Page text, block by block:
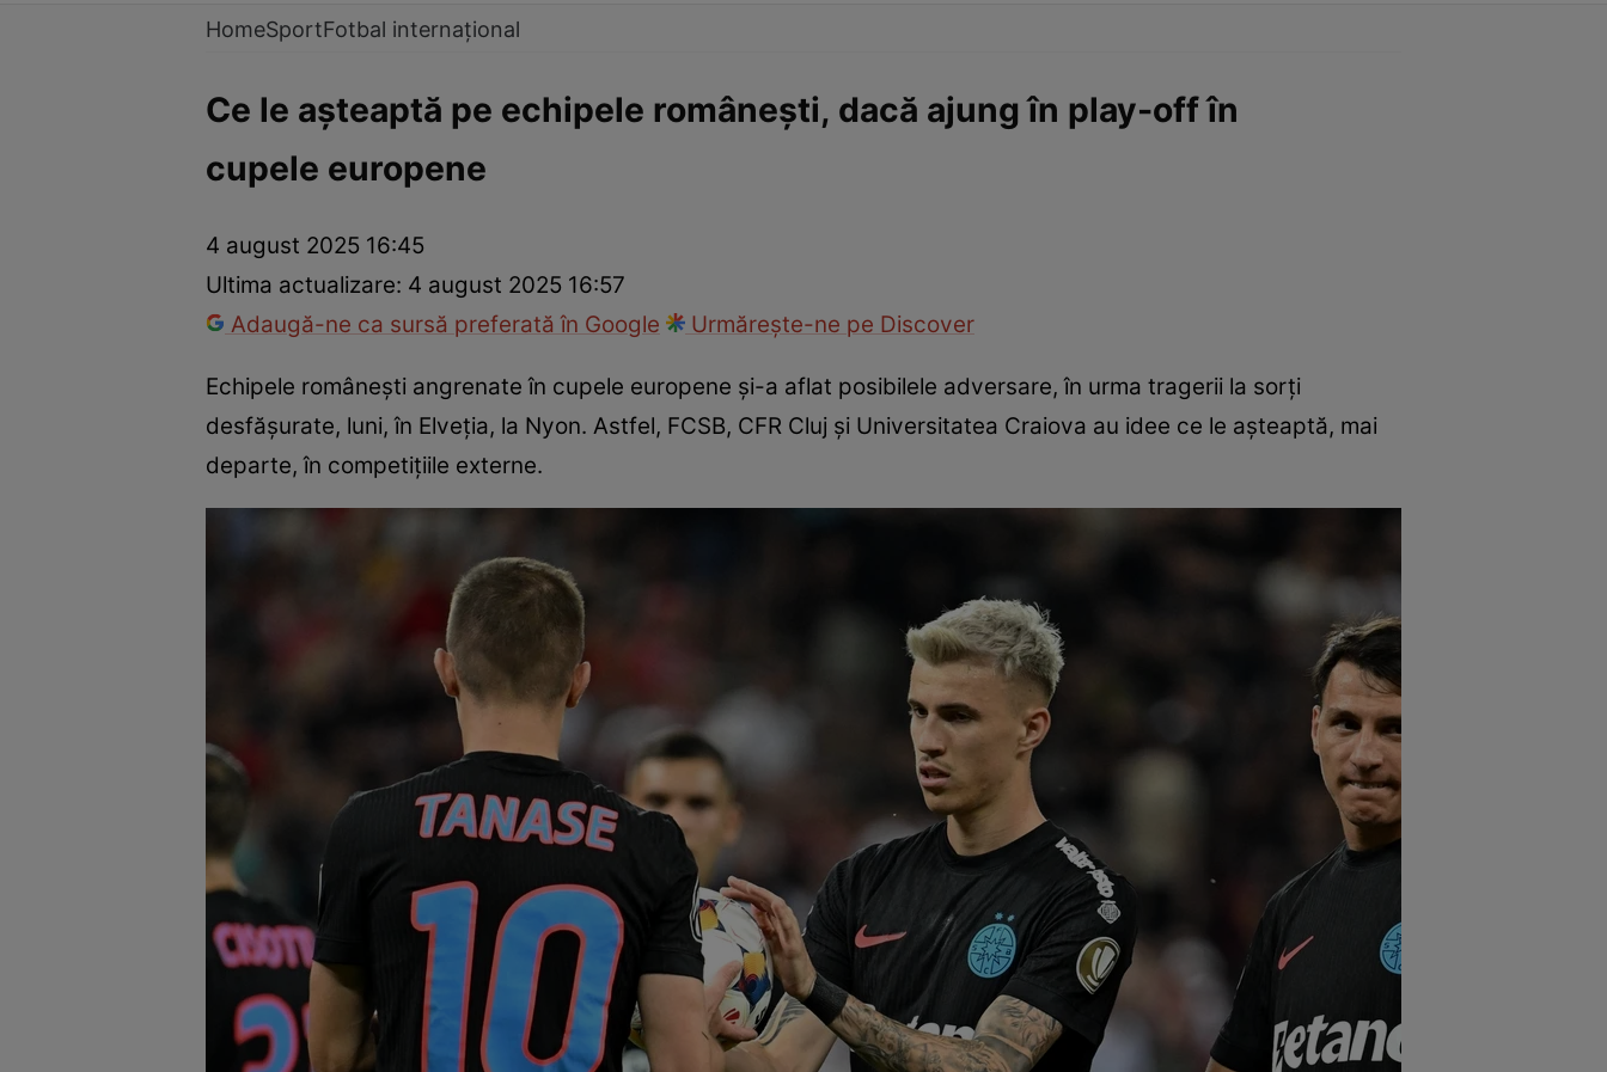
HomeSportFotbal internațional
Ce le așteaptă pe echipele românești, dacă ajung în play-off în
cupele europene
4 august 2025 16:45
Ultima actualizare: 4 august 2025 16:57
Adaugă-ne ca sursă preferată în Google
Urmărește-ne pe Discover
Echipele românești angrenate în cupele europene și-a aflat posibilele adversare, în urma tragerii la sorți
desfășurate, luni, în Elveția, la Nyon. Astfel, FCSB, CFR Cluj și Universitatea Craiova au idee ce le așteaptă, mai
departe, în competițiile externe.